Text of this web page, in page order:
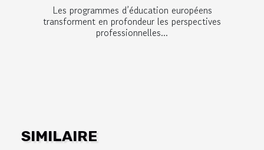
Les programmes d’éducation européens
transforment en profondeur les perspectives
professionnelles...
SIMILAIRE